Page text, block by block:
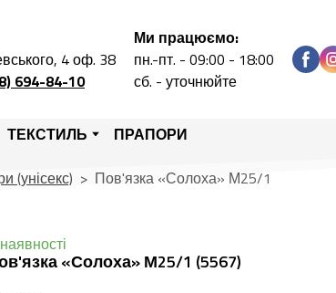
4 оф. 38
694-84-10
Ми працюємо:
пн.-пт. - 09:00 - 18:00
сб. - уточнюйте
ТЕКСТИЛЬ
ПРАПОРИ
(унісекс) Пов'язка «Солоха» М25/1
«Солоха» М25/1 (5567)